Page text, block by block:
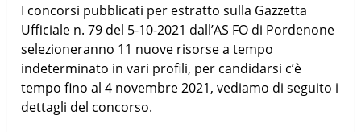
I concorsi pubblicati per estratto sulla Gazzetta
Ufficiale n. 79 del 5-10-2021 dall’AS FO di Pordenone
selezioneranno 11 nuove risorse a tempo
indeterminato in vari profili, per candidarsi c’è
tempo fino al 4 novembre 2021, vediamo di seguito i
dettagli del concorso.